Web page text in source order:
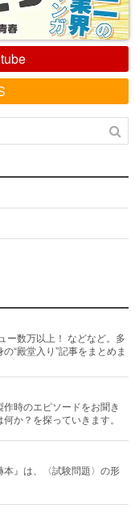
ー数万以上！ などなど。多
“殿堂入り”記事をまとめま
時のエピソードをお聞き
か？を探っていきます。
本』は、〈試験問題〉の形